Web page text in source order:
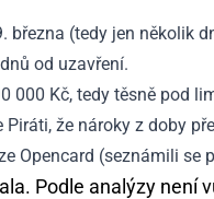
(tedy jen několik
od uzavření.
Kč, tedy těsně pod
že nároky z doby
Opencard (seznámili se
Podle analýzy není